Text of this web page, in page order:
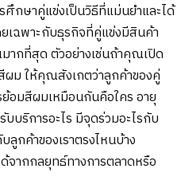
ศึกษาคู่แข่งเป็นวิธีที่แม่นยำและได้
เฉพาะกับธุรกิจที่คู่แข่งมีสินค้า
ากที่สุด ตัวอย่างเช่นถ้าคุณเปิด
ผม ให้คุณสังเกตว่าลูกค้าของคู่
อมสีผมเหมือนกันคือใคร อายุ
บริการอะไร มีจุดร่วมอะไรกับ
กค้าของเราตรงไหนบ้าง
ากกลยุทธ์ทางการตลาดหรือ